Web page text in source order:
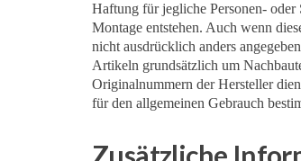
Haftung für jegliche Personen-
Montage entstehen. Auch wenn
nicht ausdrücklich anders
Artikeln grundsätzlich um
Originalnummern der Hersteller
für den allgemeinen Gebrauch